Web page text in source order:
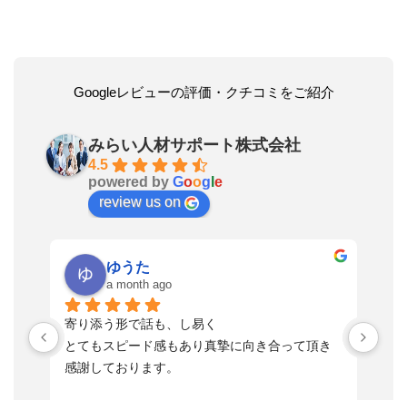
Googleレビューの評価・クチコミをご紹介
みらい人材サポート株式会社
4.5
powered by Goog e
review us on
ゆうた
a month ago
寄り添う形で話も、し易く
とてもスピード感もあり真摯に向き合って頂き
感謝しております。